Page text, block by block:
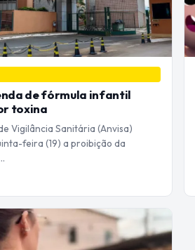
de fórmula infantil
toxina
Vigilância Sanitária (Anvisa)
feira (19) a proibição da